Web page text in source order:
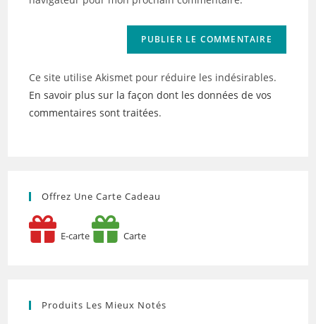
(facultatif)
Ce site utilise Akismet pour réduire les indésirables.
En savoir plus sur la façon dont les données de vos
commentaires sont traitées.
Offrez Une Carte Cadeau
E-carte Carte
Produits Les Mieux Notés